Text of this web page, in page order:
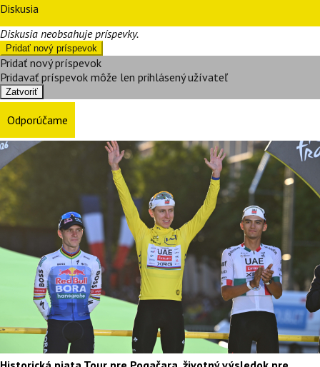
Diskusia
Diskusia neobsahuje príspevky.
Pridať nový príspevok
Pridať nový príspevok
Pridavať príspevok môže len prihlásený užívateľ
Zatvoriť
Odporúčame